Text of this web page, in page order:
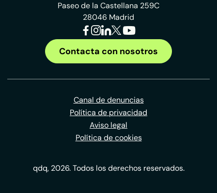
Paseo de la Castellana 259C
28046 Madrid
Contacta con nosotros
Canal de denuncias
Política de privacidad
Aviso legal
Política de cookies
qdq, 2026. Todos los derechos reservados.